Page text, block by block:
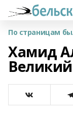
По страницам
Хамид